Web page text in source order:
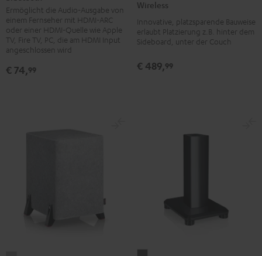
Extractor
Bluetooth
Schwarz
Ermöglicht die Audio-Ausgabe von
einem Fernseher mit HDMI-ARC
oder einer HDMI-Quelle wie Apple
TV, Fire TV, PC, die am HDMI Input
angeschlossen wird
€ 74,99
Wireless
Schwarz
Wireless
Innovative, platzsparende Bauweise
erlaubt Platzierung z.B. hinter dem
Sideboard, unter der Couch
€ 489,99